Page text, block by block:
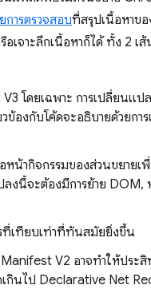
การตรวจสอบที่สรุปเนื้อหาขอ
เจาะลึกเนื้อหาก็ได้ ทั้ง 2 เ
โดยเฉพาะ การเปลี่ยนแป
องกับโค้ดจะอธิบายด้วยกา
ากิจกรรมของส่วนขยายเ
นี้จะต้องมีการย้าย DOM,
รที่เทียบเท่าที่ทันสมัยยิ่งขึ้น
V2 อาจทำให้ประ
เกินไป Declarative Net